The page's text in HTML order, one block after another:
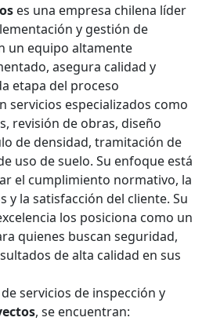
es una empresa chilena líder
y gestión de
un equipo altamente
asegura calidad y
etapa del proceso
servicios especializados como
revisión de obras, diseño
de densidad, tramitación de
uso de suelo. Su enfoque está
el cumplimiento normativo, la
y la satisfacción del cliente. Su
los posiciona como un
quienes buscan seguridad,
de alta calidad en sus
servicios de inspección y
, se encuentran: